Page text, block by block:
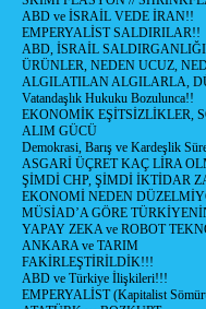
ABD ve İSRAİL VEDE İRAN!!
EMPERYALİST SALDIRILAR!!
ABD, İSRAİL SALDIRGANLIĞI
ÜRÜNLER, NEDEN UCUZ,
ALGILATILAN ALGILARLA,
Vatandaşlık Hukuku Bozulunca!!
EKONOMİK EŞİTSİZLİKLER,
ALIM GÜCÜ
Demokrasi, Barış ve Kardeşlik
ASGARİ ÜÇRET KAÇ LİRA
ŞİMDİ CHP, ŞİMDİ İKTİDAR
EKONOMİ NEDEN
MÜSİAD’A GÖRE
YAPAY ZEKA ve ROBOT
ANKARA ve TARIM
FAKİRLEŞTİRİLDİK!!!
ABD ve Türkiye İlişkileri!!!
EMPERYALİST (Kapitalist